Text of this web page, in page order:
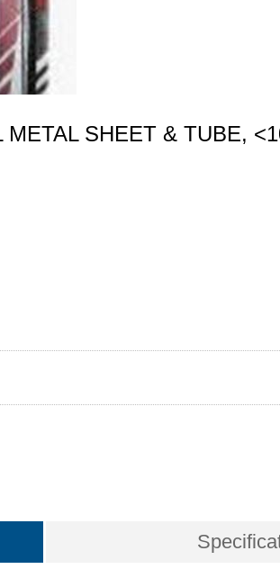
METAL SHEET & TUBE,